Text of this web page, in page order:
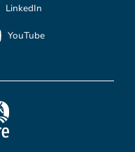
LinkedIn
YouTube